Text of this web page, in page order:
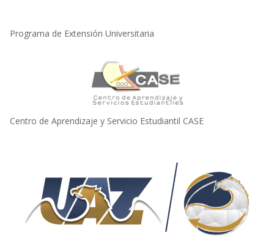
Programa de Extensión Universitaria
Centro de Aprendizaje y Servicio Estudiantil CASE